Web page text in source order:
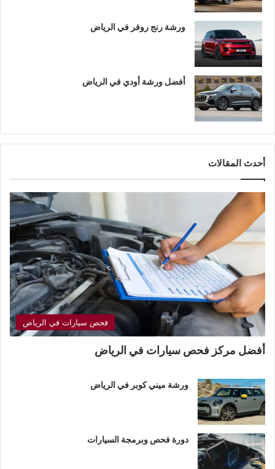
ورشة رنج روفر في الرياض
أفضل ورشة أودي في الرياض
أحدث المقالات
فحص سيارات في الرياض
أفضل مركز فحص سيارات في الرياض
ورشة ميني كوبر في الرياض
دورة فحص وبرمجة السيارات